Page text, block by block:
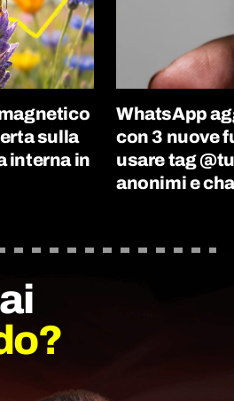
sulla
interna in
WhatsApp
con 3 nuove
usare tag
anonimi e